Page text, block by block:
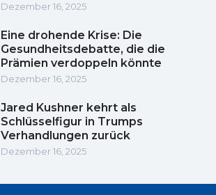
Dezember 16, 2025
Eine drohende Krise: Die
Gesundheitsdebatte, die die
Prämien verdoppeln könnte
Dezember 16, 2025
Jared Kushner kehrt als
Schlüsselfigur in Trumps
Verhandlungen zurück
Dezember 16, 2025